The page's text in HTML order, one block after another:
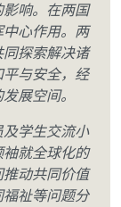
响。在两国
心作用。两
探索解决诸
与安全，经
展空间。
学生交流小
就全球化的
动共同价值
祉等问题分